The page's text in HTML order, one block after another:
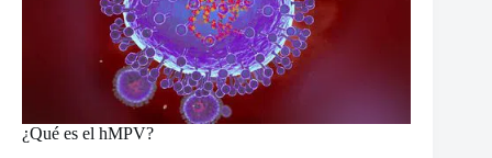
¿Qué es el hMPV?